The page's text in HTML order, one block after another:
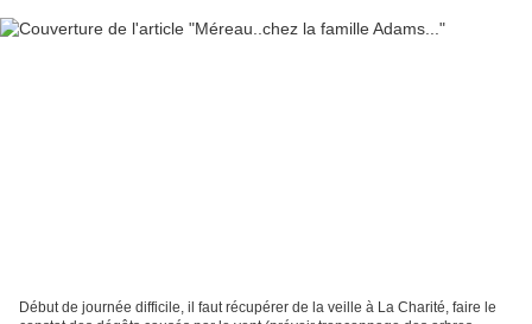
Début de journée difficile, il faut récupérer de la veille à La Charité, faire le